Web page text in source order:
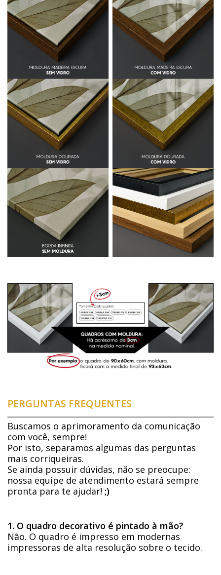
PERGUNTAS FREQUENTES
Buscamos o aprimoramento da comunicação
com você, sempre!
Por isto, separamos algumas das perguntas
mais corriqueiras.
Se ainda possuir dúvidas, não se preocupe:
nossa equipe de atendimento estará sempre
pronta para te ajudar! ;)
1. O quadro decorativo é pintado à mão?
Não. O quadro é impresso em modernas
impressoras de alta resolução sobre o tecido.